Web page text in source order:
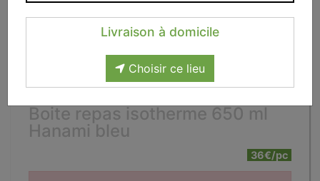
Livraison à domicile
Choisir ce lieu
Boite repas isotherme 650 ml
Hanami bleu
36€/pc